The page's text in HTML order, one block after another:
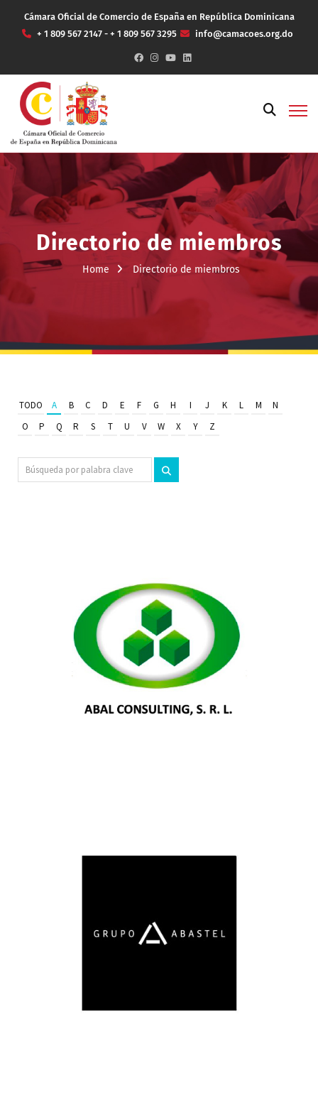
Cámara Oficial de Comercio de España en República Dominicana
+ 1 809 567 2147 - + 1 809 567 3295
info@camacoes.org.do
Directorio de miembros
Home Directorio de miembros
TODO A B C D E F G H I J K L M
N
O
P Q R S T U V W X Y Z